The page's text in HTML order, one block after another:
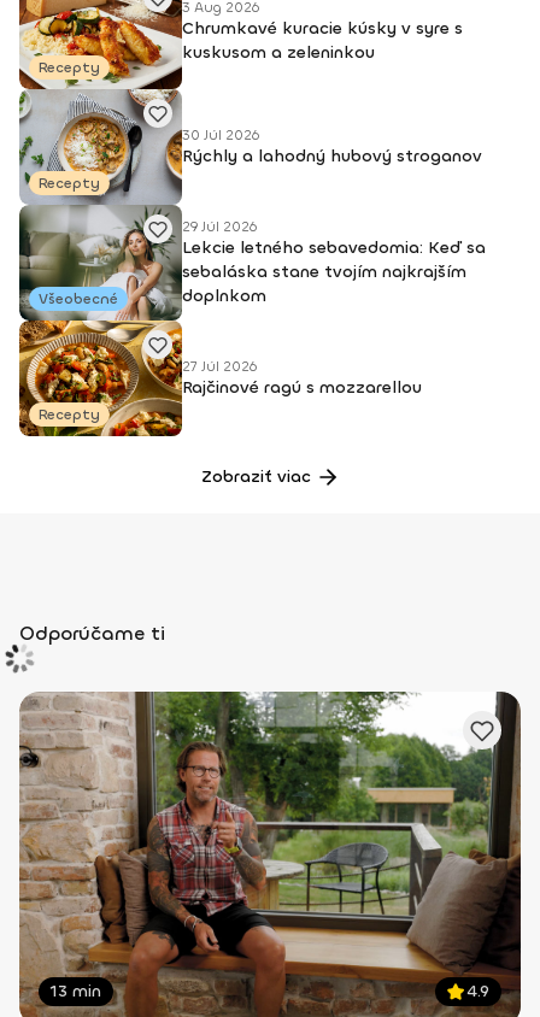
Recepty
3 Aug 2026
Chrumkavé kuracie kúsky v syre s
kuskusom a zeleninkou
Recepty
30 Júl 2026
Rýchly a lahodný hubový stroganov
Všeobecné
29 Júl 2026
Lekcie letného sebavedomia: Keď sa
sebaláska stane tvojím najkrajším
doplnkom
Recepty
27 Júl 2026
Rajčinové ragú s mozzarellou
Zobraziť viac
Odporúčame ti
13 min 4.9